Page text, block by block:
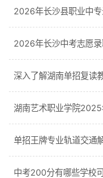
2026年长沙县职业中
2026年长沙中考志愿
深入了解湖南单招复读
湖南艺术职业学院
单招王牌专业轨道交通
中考200分有哪些学校